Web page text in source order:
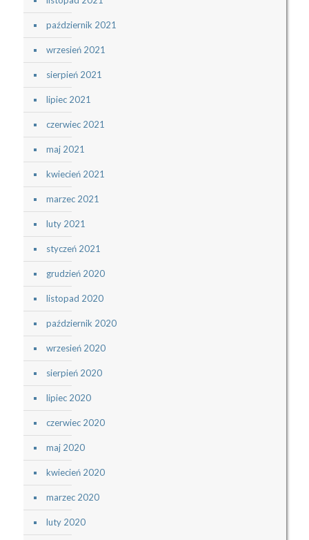
październik 2021
wrzesień 2021
sierpień 2021
lipiec 2021
czerwiec 2021
maj 2021
kwiecień 2021
marzec 2021
luty 2021
styczeń 2021
grudzień 2020
listopad 2020
październik 2020
wrzesień 2020
sierpień 2020
lipiec 2020
czerwiec 2020
maj 2020
kwiecień 2020
marzec 2020
luty 2020